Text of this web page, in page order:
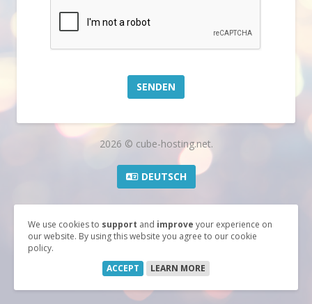
SENDEN
2026 © cube-hosting.net.
DEUTSCH
We use cookies to support and improve your experience on
our website. By using this website you agree to our cookie
policy.
ACCEPT
LEARN MORE